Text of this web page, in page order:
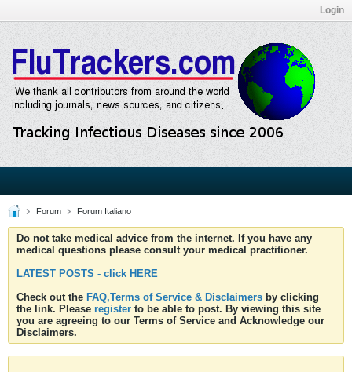
Login
Forum Forum Italiano
Do not take medical advice from the internet. If you have any
medical questions please consult your medical practitioner.
LATEST POSTS - click HERE
Check out the FAQ,Terms of Service & Disclaimers by clicking
the link. Please register to be able to post. By viewing this site
you are agreeing to our Terms of Service and Acknowledge our
Disclaimers.